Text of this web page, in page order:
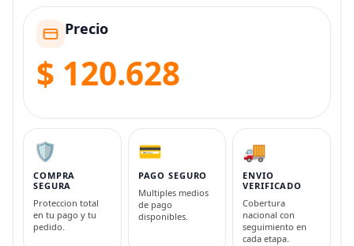
Precio
$ 120.628
🛡️
COMPRA
SEGURA
Proteccion total
en tu pago y tu
pedido.
💳
PAGO SEGURO
Multiples medios
de pago
disponibles.
🚚
ENVIO
VERIFICADO
Cobertura
nacional con
seguimiento en
cada etapa.